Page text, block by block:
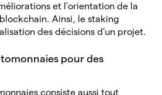
et l’orientation de la
Ainsi, le staking
des décisions d’un projet.
pour des
consiste aussi tout